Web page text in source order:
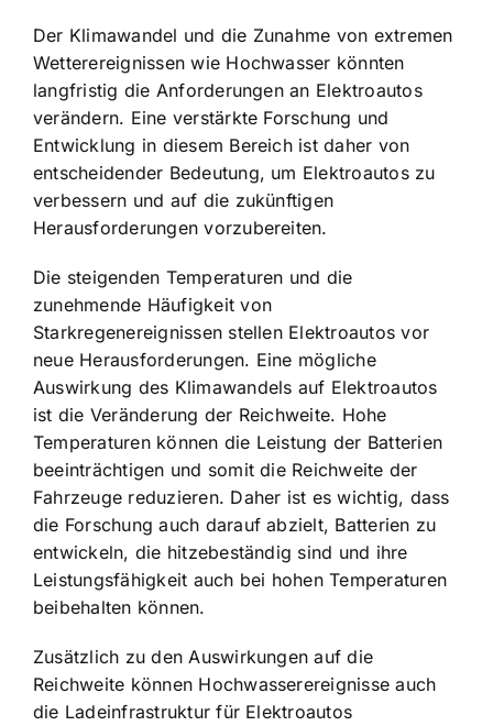
Der Klimawandel und die Zunahme von extremen
Wetterereignissen wie Hochwasser könnten
langfristig die Anforderungen an Elektroautos
verändern. Eine verstärkte Forschung und
Entwicklung in diesem Bereich ist daher von
entscheidender Bedeutung, um Elektroautos zu
verbessern und auf die zukünftigen
Herausforderungen vorzubereiten.
Die steigenden Temperaturen und die
zunehmende Häufigkeit von
Starkregenereignissen stellen Elektroautos vor
neue Herausforderungen. Eine mögliche
Auswirkung des Klimawandels auf Elektroautos
ist die Veränderung der Reichweite. Hohe
Temperaturen können die Leistung der Batterien
beeinträchtigen und somit die Reichweite der
Fahrzeuge reduzieren. Daher ist es wichtig, dass
die Forschung auch darauf abzielt, Batterien zu
entwickeln, die hitzebeständig sind und ihre
Leistungsfähigkeit auch bei hohen Temperaturen
beibehalten können.
Zusätzlich zu den Auswirkungen auf die
Reichweite können Hochwasserereignisse auch
die Ladeinfrastruktur für Elektroautos